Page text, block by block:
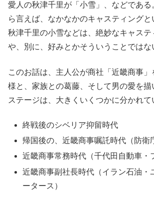
愛人の秋津千里が「小雪」、などであ
ら言えば、なかなかのキャスティングと
秋津千里の小雪などは、絶妙なキャステ
や、別に、好みとかそういうことではな
このお話は、主人公が商社「近畿商事」
様と、家族との葛藤、そして男の愛を描
ステージは、大きくいくつかに分かれて
終戦後のシベリア抑留時代
帰国後の、近畿商事嘱託時代（防衛
近畿商事常務時代（千代田自動車・
近畿商事副社長時代（イラン石油・
ータース）